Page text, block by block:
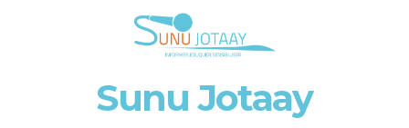
Sunu Jotaay